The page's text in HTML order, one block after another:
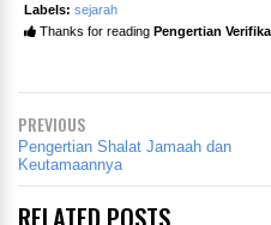
Labels: sejarah
Thanks for reading Pengertian
PREVIOUS
Pengertian Shalat Jamaah dan
Keutamaannya
RELATED POSTS